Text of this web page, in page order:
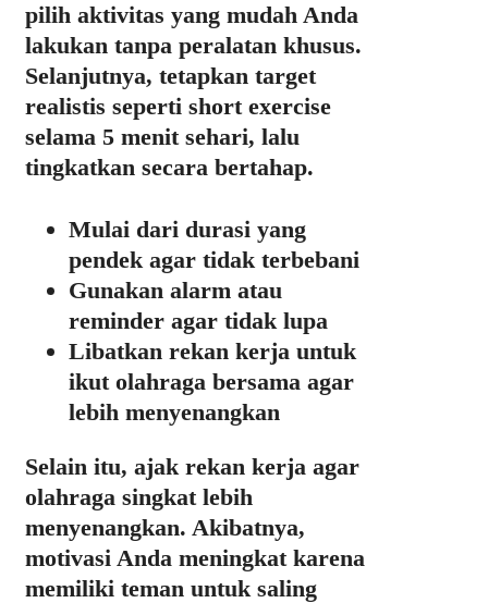
pilih aktivitas yang mudah Anda
lakukan tanpa peralatan khusus.
Selanjutnya, tetapkan target
realistis seperti short exercise
selama 5 menit sehari, lalu
tingkatkan secara bertahap.
Mulai dari durasi yang
pendek agar tidak terbebani
Gunakan alarm atau
reminder agar tidak lupa
Libatkan rekan kerja untuk
ikut olahraga bersama agar
lebih menyenangkan
Selain itu, ajak rekan kerja agar
olahraga singkat lebih
menyenangkan. Akibatnya,
motivasi Anda meningkat karena
memiliki teman untuk saling